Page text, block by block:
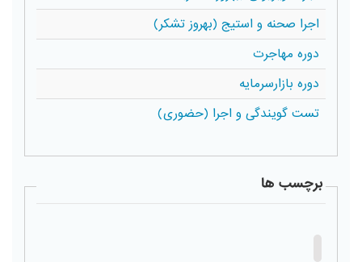
اجرا صحنه و استیج (بهروز تشکر)
دوره مهاجرت
دوره بازارسرمایه
تست گویندگی و اجرا (حضوری)
برچسب ها